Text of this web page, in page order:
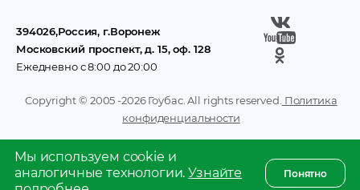
Мы используем cookie и
аналогичные технологии.Узнайте
Понятно
394026,Россия, г.Воронеж
Московский проспект, д. 15, оф. 128
Ежедневно с 8:00 до 20:00
Copyright © 2005 -2026Гоубас. All rights reserved. Политика
конфиденциальности